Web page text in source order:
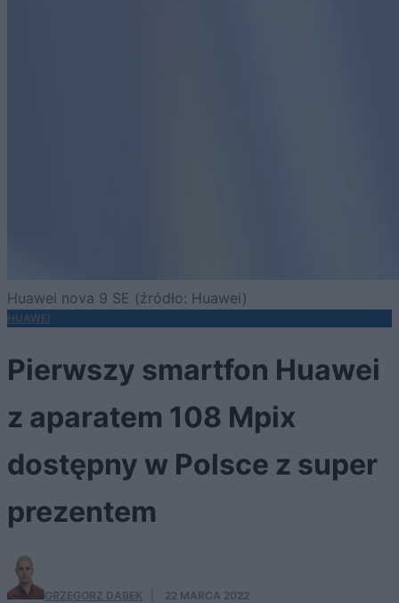
Huawei nova 9 SE (źródło: Huawei)
HUAWEI
Pierwszy smartfon Huawei
z aparatem 108 Mpix
dostępny w Polsce z super
prezentem
GRZEGORZ DĄBEK 22 MARCA 2022